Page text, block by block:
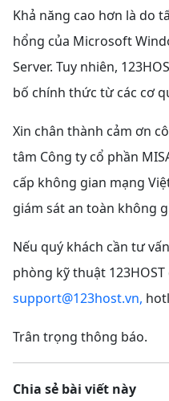
Khả năng cao hơn là do
hổng của Microsoft
Server. Tuy nhiên,
bố chính thức từ các cơ
Xin chân thành cảm ơn
tâm Công ty cổ phần
cấp không gian mạng
giám sát an toàn không
Nếu quý khách cần tư
phòng kỹ thuật
support@123host.vn,
Trân trọng thông báo.
Chia sẻ bài viết này